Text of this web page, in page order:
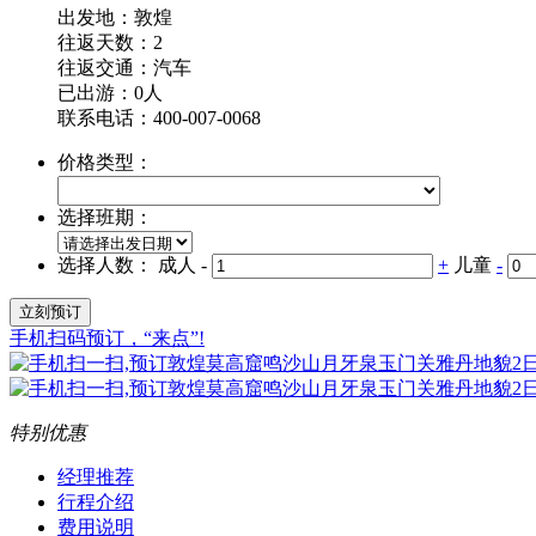
出发地：敦煌
往返天数：2
往返交通： 汽车
已出游：0人
联系电话：400-007-0068
价格类型：
选择班期：
选择人数： 成人 - + 儿童 -
手机扫码预订，“来点”!
特别优惠
经理推荐
行程介绍
费用说明